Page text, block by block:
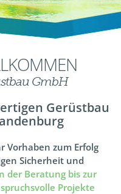
GmbH
Gerüstbau
Vorhaben zum Erfolg
Sicherheit und
der Beratung bis zur
Projekte